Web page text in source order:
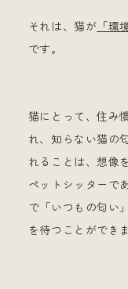
それは、猫が 「環
です。
猫にとって、住み
れ、知らない猫の
れることは、想像
ペットシッターで
で「いつもの匂い
を待つことができ